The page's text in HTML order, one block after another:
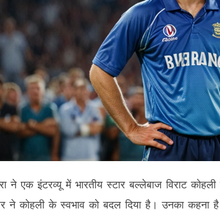
ने एक इंटरव्यू में भारतीय स्टार बल्लेबाज विराट कोहली
ने कोहली के स्वभाव को बदल दिया है। उनका कहना